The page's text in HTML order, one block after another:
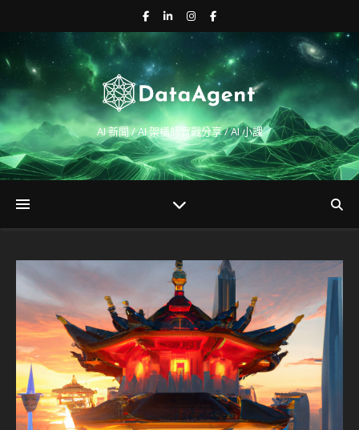
AI 新聞 / AI 架構師實戰分享 / AI 小課